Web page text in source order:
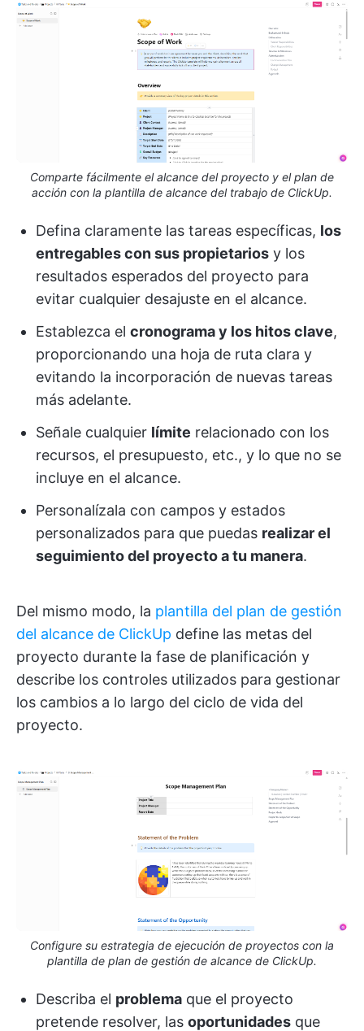
Comparte fácilmente el alcance del proyecto y el plan de
acción con la plantilla de alcance del trabajo de ClickUp.
Defina claramente las tareas específicas, los
entregables con sus propietarios y los
resultados esperados del proyecto para
evitar cualquier desajuste en el alcance.
Establezca el cronograma y los hitos clave,
proporcionando una hoja de ruta clara y
evitando la incorporación de nuevas tareas
más adelante.
Señale cualquier límite relacionado con los
recursos, el presupuesto, etc., y lo que no se
incluye en el alcance.
Personalízala con campos y estados
personalizados para que puedas realizar el
seguimiento del proyecto a tu manera.
Del mismo modo, la plantilla del plan de gestión
del alcance de ClickUp define las metas del
proyecto durante la fase de planificación y
describe los controles utilizados para gestionar
los cambios a lo largo del ciclo de vida del
proyecto.
Configure su estrategia de ejecución de proyectos con la
plantilla de plan de gestión de alcance de ClickUp.
Describa el problema que el proyecto
pretende resolver, las oportunidades que